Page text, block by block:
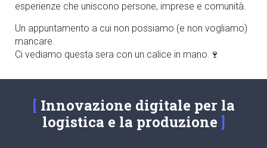
esperienze che uniscono persone, imprese e comunità.
Un appuntamento a cui non possiamo (e non vogliamo)
mancare.
Ci vediamo questa sera con un calice in mano.🍷
Innovazione digitale per la
logistica e la produzione